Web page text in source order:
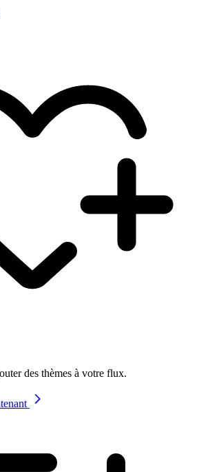
des thèmes à votre flux.